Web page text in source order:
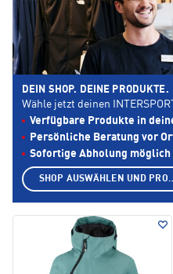
DEIN SHOP. DEINE PRODUKTE.
Wähle jetzt deinen
Verfügbare Produkte in
Persönliche Beratung vor
Sofortige Abholung möglich
SHOP AUSWÄHLEN